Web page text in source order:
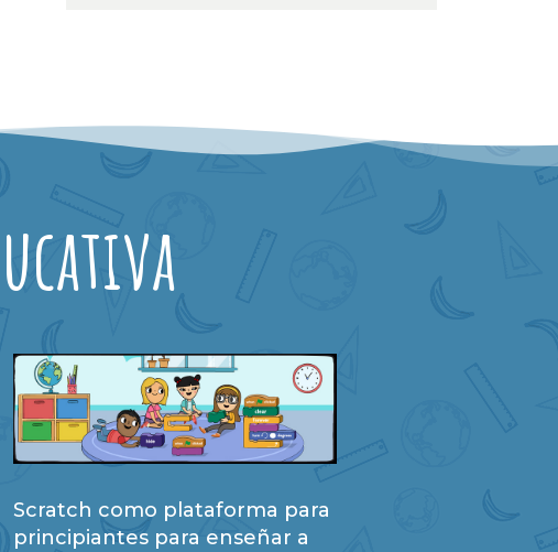
Scratch como plataforma para
principiantes para enseñar a